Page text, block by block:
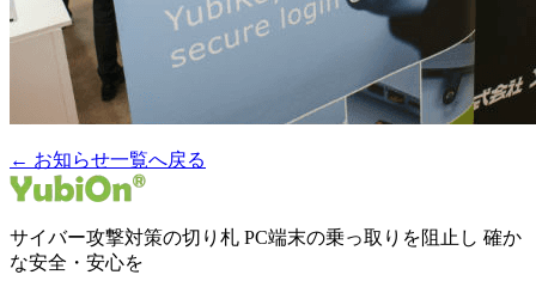
← お知らせ一覧へ戻る
サイバー攻撃対策の切り札 PC端末の乗っ取りを阻止し 確か
な安全・安心を